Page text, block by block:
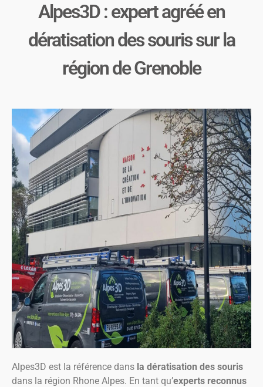
Alpes3D : expert agréé en
dératisation des souris sur la
région de Grenoble
Alpes3D est la référence dans la dératisation des souris
dans la région Rhone Alpes. En tant qu’experts reconnus